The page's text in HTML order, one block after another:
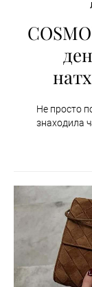
Не просто
знаходила